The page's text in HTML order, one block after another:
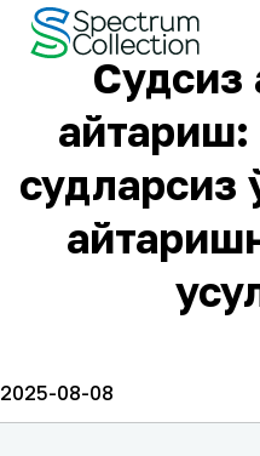
Судсиз
судларсиз
2025-08-08